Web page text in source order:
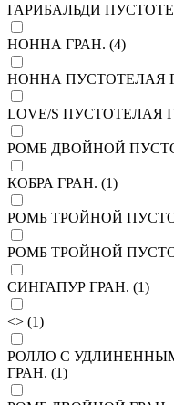
ГАРИБАЛЬДИ
НОННА ГРАН. (4)
НОННА ПУСТОТЕЛАЯ
LOVE/S ПУСТОТЕЛАЯ
РОМБ ДВОЙНОЙ
КОБРА ГРАН. (1)
РОМБ ТРОЙНОЙ
РОМБ ТРОЙНОЙ
СИНГАПУР ГРАН. (1)
<> (1)
РОЛЛО С
ГРАН. (1)